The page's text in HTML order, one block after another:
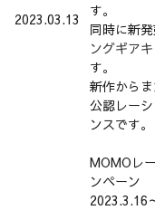
2023.03.13
す。
同時に新
ングギア
す。
新作から
公認レー
ンスです。
MOMOレ
ンペーン
2023.3.16